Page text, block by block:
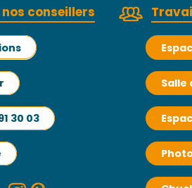
conseillers
30 03
Salle